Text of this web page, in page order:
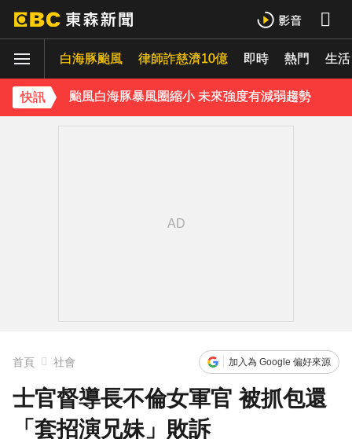
白海豚颱風 律師詐慈濟10億 即時 熱門 生活
快訊
獨家／又有名店遭冒用詐騙！卡通園怒：投訴Meta也無效
颱風白海豚暴風圈縮小 未來強度有減弱趨勢
首頁 社會 加入為 Google 偏好來源
士官督導長不倫女軍官 被抓包還
「套招演兄妹」敗訴